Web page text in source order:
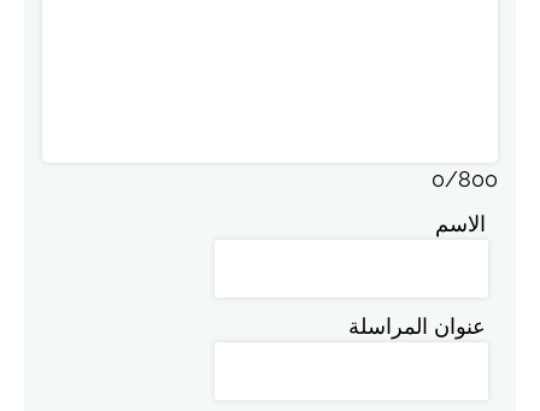
0/800
الاسم
عنوان المراسلة